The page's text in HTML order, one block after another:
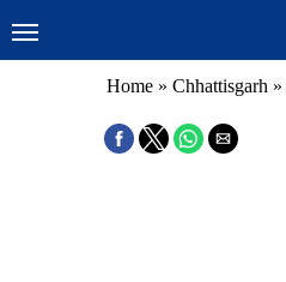
Home » Chhattisgarh »